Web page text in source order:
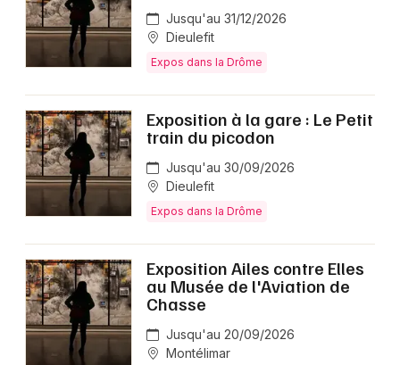
Jusqu'au 31/12/2026
Dieulefit
Expos dans la Drôme
Exposition à la gare : Le Petit
train du picodon
Jusqu'au 30/09/2026
Dieulefit
Expos dans la Drôme
Exposition Ailes contre Elles
au Musée de l'Aviation de
Chasse
Jusqu'au 20/09/2026
Montélimar